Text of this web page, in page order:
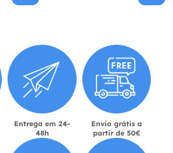
Entrega em 24-
48h
Envio grátis a
partir de 50€